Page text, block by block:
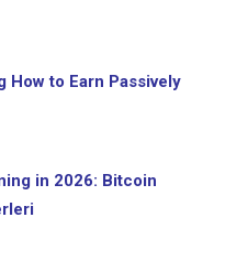
How to Earn Passively
in 2026: Bitcoin